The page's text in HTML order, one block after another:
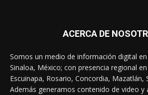
ACERCA DE
Somos un medio de información digital
Sinaloa, México; con presencia regional
Escuinapa, Rosario, Concordia, Mazatlán,
Además generamos contenido de video y